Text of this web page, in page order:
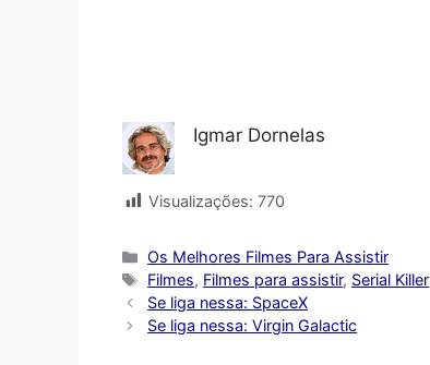
Igmar Dornelas
Visualizações: 770
Categorias
Os Melhores Filmes Para Assistir
Tags
Filmes, Filmes para assistir, Serial Killer
Se liga nessa: SpaceX
Se liga nessa: Virgin Galactic